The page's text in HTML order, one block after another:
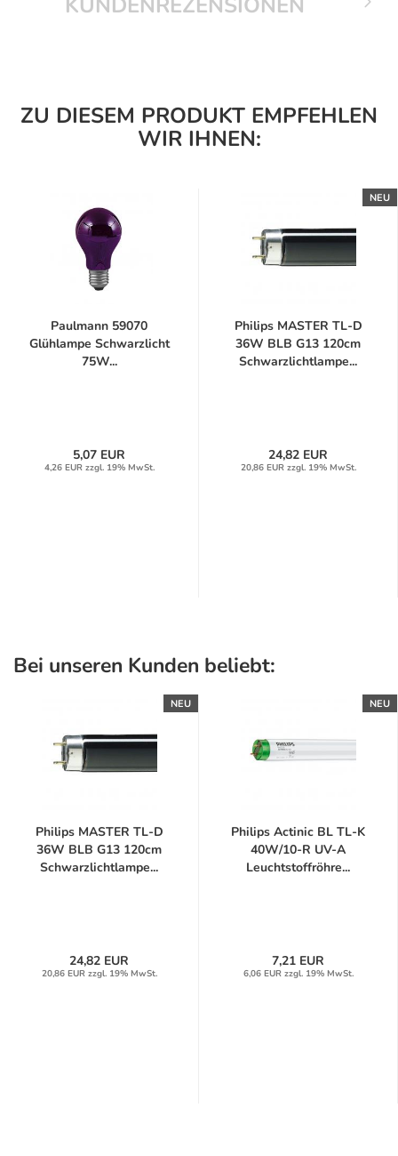
ZU DIESEM PRODUKT EMPFEHLEN
WIR IHNEN:
Paulmann 59070
Glühlampe Schwarzlicht
75W...
5,07 EUR
4,26 EUR zzgl. 19% MwSt.
NEU
Philips MASTER TL-D
36W BLB G13 120cm
Schwarzlichtlampe...
24,82 EUR
20,86 EUR zzgl. 19% MwSt.
Bei unseren Kunden beliebt:
NEU
Philips MASTER TL-D
36W BLB G13 120cm
Schwarzlichtlampe...
24,82 EUR
20,86 EUR zzgl. 19% MwSt.
NEU
Philips Actinic BL TL-K
40W/10-R UV-A
Leuchtstoffröhre...
7,21 EUR
6,06 EUR zzgl. 19% MwSt.